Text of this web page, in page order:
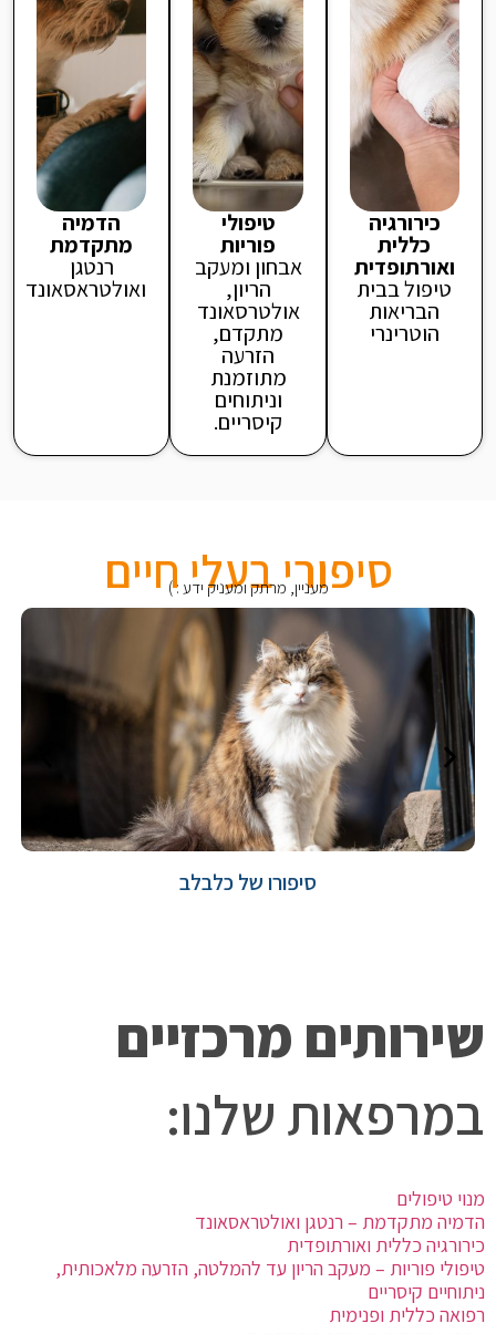
כירורגיה
כללית
ואורתופדית
טיפול בבית
הבריאות
הוטרינרי
טיפולי
פוריות
אבחון ומעקב
הריון,
אולטרסאונד
מתקדם,
הזרעה
מתוזמנת
וניתוחים
קיסריים.
הדמיה
מתקדמת
רנטגן
ואולטראסאונד
סיפורי בעלי חיים
מעניין, מרתק ומעניק ידע : )
סיפורו של כלבלב
שירותים מרכזיים
במרפאות שלנו:
מנוי טיפולים
הדמיה מתקדמת – רנטגן ואולטראסאונד
כירורגיה כללית ואורתופדית
טיפולי פוריות – מעקב הריון עד להמלטה, הזרעה מלאכותית,
ניתוחיים קיסריים
רפואה כללית ופנימית